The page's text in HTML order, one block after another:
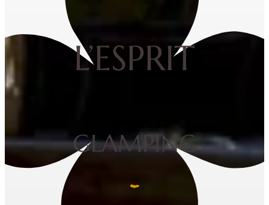
L’ESPRIT
GLAMPING